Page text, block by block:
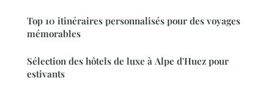
Top 10 itinéraires personnalisés pour des voyages
mémorables
Sélection des hôtels de luxe à Alpe d'Huez pour
estivants